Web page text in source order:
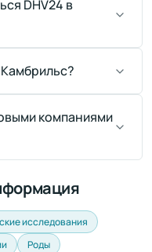
DHV24 в
компаниями
исследования
Роды